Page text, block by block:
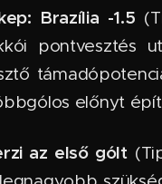
Brazília -1.5
pontvesztés
előnyt
az első gólt